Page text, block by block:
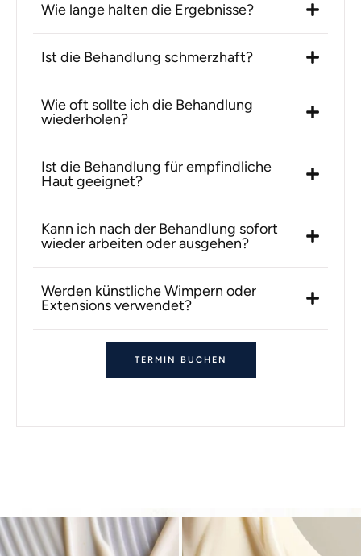
Wie lange halten die Ergebnisse?
Ist die Behandlung schmerzhaft?
Wie oft sollte ich die Behandlung
wiederholen?
Ist die Behandlung für empfindliche
Haut geeignet?
Kann ich nach der Behandlung sofort
wieder arbeiten oder ausgehen?
Werden künstliche Wimpern oder
Extensions verwendet?
TERMIN BUCHEN